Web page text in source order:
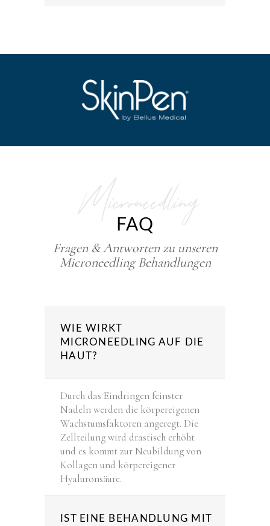
Microneedling
FAQ
Fragen & Antworten zu unseren
Microneedling Behandlungen
WIE WIRKT
MICRONEEDLING AUF DIE
HAUT?
Durch das Eindringen feinster
Nadeln werden die körpereigenen
Wachstumsfaktoren angeregt. Die
Zellteilung wird drastisch erhöht
und es kommt zur Neubildung von
Kollagen und körpereigener
Hyaluronsäure.
IST EINE BEHANDLUNG MIT